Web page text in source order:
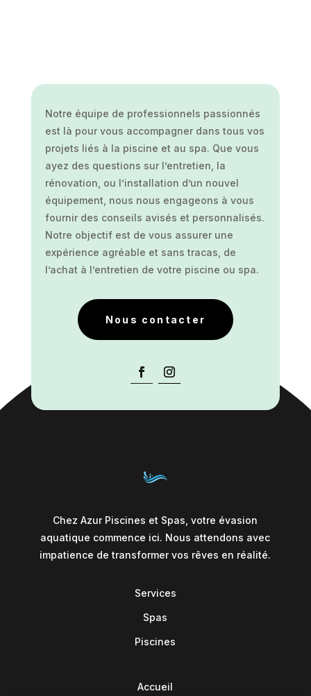
Notre équipe de professionnels passionnés
est là pour vous accompagner dans tous vos
projets liés à la piscine et au spa. Que vous
ayez des questions sur l’entretien, la
rénovation, ou l’installation d’un nouvel
équipement, nous nous engageons à vous
fournir des conseils avisés et personnalisés.
Notre objectif est de vous assurer une
expérience agréable et sans tracas, de
l’achat à l’entretien de votre piscine ou spa.
Nous contacter
Chez Azur Piscines et Spas, votre évasion
aquatique commence ici. Nous attendons avec
impatience de transformer vos rêves en réalité.
Services
Spas
Piscines
Accueil